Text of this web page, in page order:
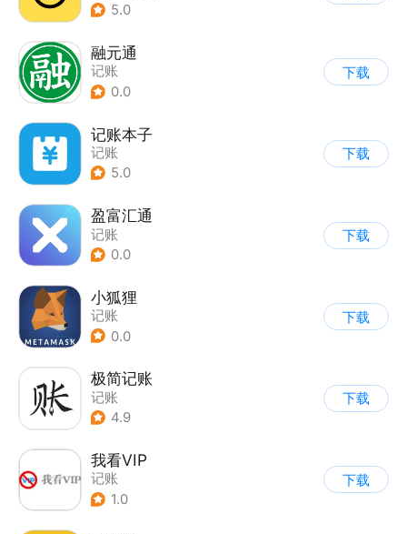
5.0
融元通
记账
0.0
下载
记账本子
记账
5.0
下载
盈富汇通
记账
0.0
下载
小狐狸
记账
0.0
下载
极简记账
记账
4.9
下载
我看VIP
记账
1.0
下载